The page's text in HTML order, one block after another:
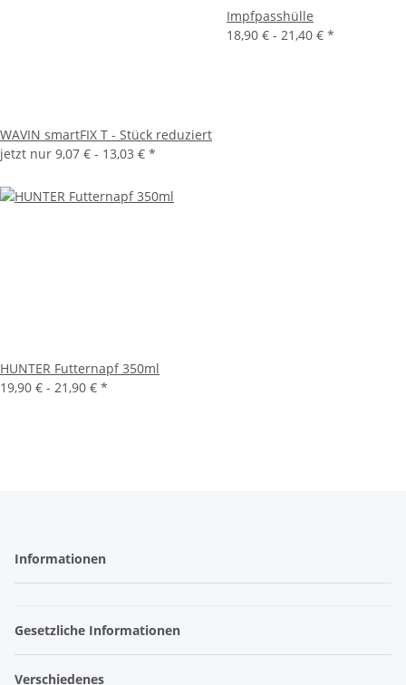
WAVIN smartFIX T - Stück reduziert
jetzt nur 9,07 € - 13,03 € *
Impfpasshülle
18,90 € - 21,40 € *
HUNTER Futternapf 350ml
19,90 € - 21,90 € *
Informationen
Gesetzliche Informationen
Verschiedenes